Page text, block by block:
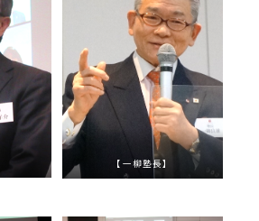
【一柳塾長】